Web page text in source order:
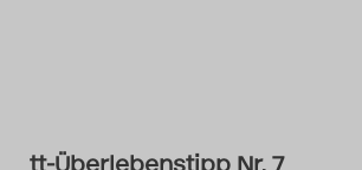
tt-Überlebenstipp Nr. 7